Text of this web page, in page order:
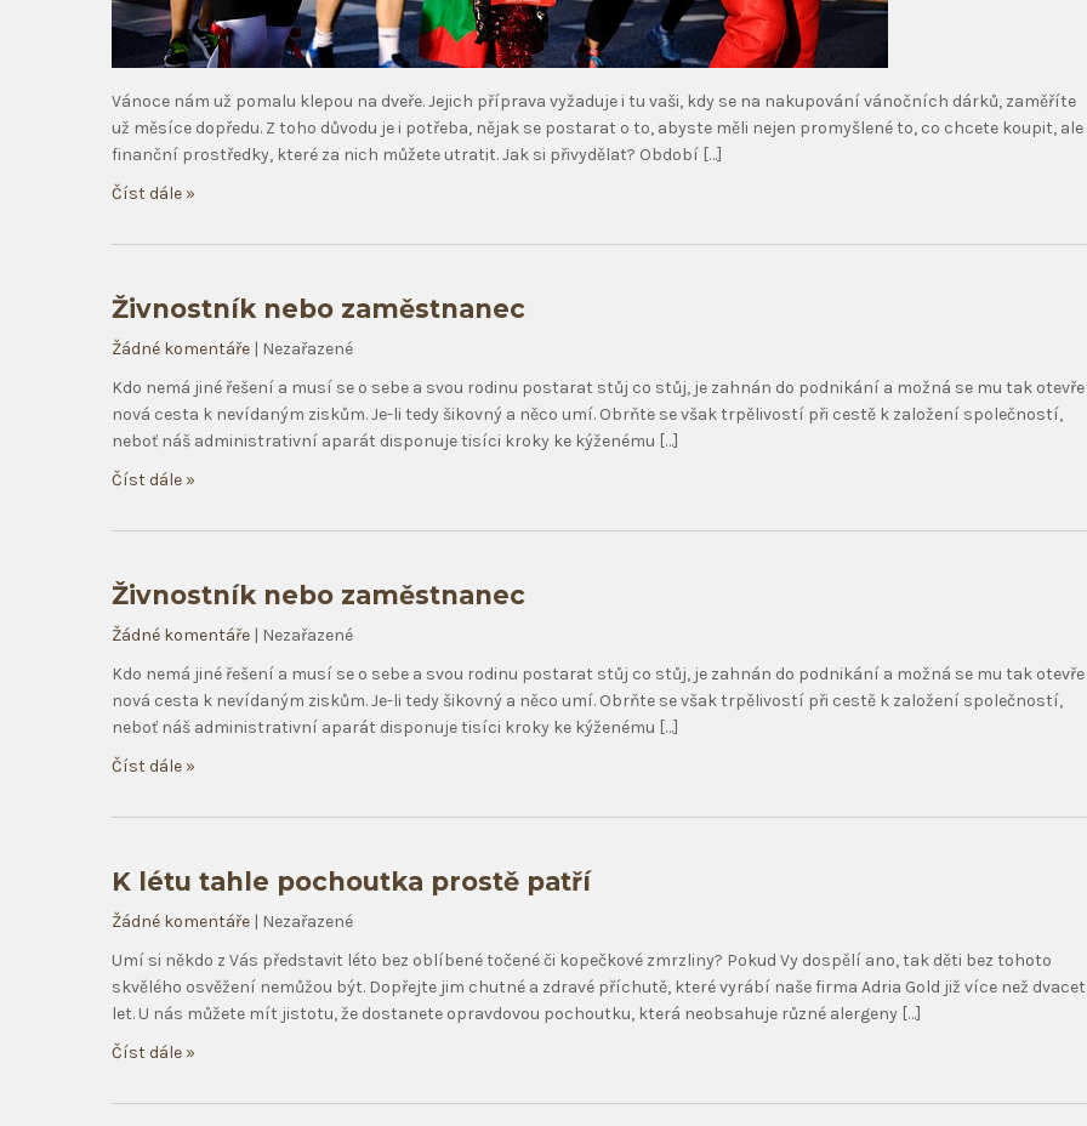
Vánoce nám už pomalu klepou na dveře. Jejich příprava vyžaduje i tu vaši, kdy se na nakupování vánočních dárků, zaměříte
už měsíce dopředu. Z toho důvodu je i potřeba, nějak se postarat o to, abyste měli nejen promyšlené to, co chcete koupit, ale
finanční prostředky, které za nich můžete utratit. Jak si přivydělat? Období […]
Číst dále »
Živnostník nebo zaměstnanec
Žádné komentáře | Nezařazené
Kdo nemá jiné řešení a musí se o sebe a svou rodinu postarat stůj co stůj, je zahnán do podnikání a možná se mu tak otevře
nová cesta k nevídaným ziskům. Je-li tedy šikovný a něco umí. Obrňte se však trpělivostí při cestě k založení společností,
neboť náš administrativní aparát disponuje tisíci kroky ke kýženému […]
Číst dále »
Živnostník nebo zaměstnanec
Žádné komentáře | Nezařazené
Kdo nemá jiné řešení a musí se o sebe a svou rodinu postarat stůj co stůj, je zahnán do podnikání a možná se mu tak otevře
nová cesta k nevídaným ziskům. Je-li tedy šikovný a něco umí. Obrňte se však trpělivostí při cestě k založení společností,
neboť náš administrativní aparát disponuje tisíci kroky ke kýženému […]
Číst dále »
K létu tahle pochoutka prostě patří
Žádné komentáře | Nezařazené
Umí si někdo z Vás představit léto bez oblíbené točené či kopečkové zmrzliny? Pokud Vy dospělí ano, tak děti bez tohoto
skvělého osvěžení nemůžou být. Dopřejte jim chutné a zdravé příchutě, které vyrábí naše firma Adria Gold již více než dvacet
let. U nás můžete mít jistotu, že dostanete opravdovou pochoutku, která neobsahuje různé alergeny […]
Číst dále »